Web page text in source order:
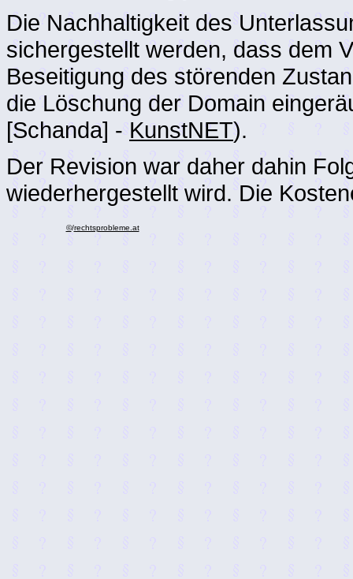
Die Nachhaltigkeit des
sichergestellt werden, dass dem
Beseitigung des störenden
die Löschung der Domain
[Schanda] - KunstNET).
Der Revision war daher dahin
wiederhergestellt wird. Die
©/rechtsprobleme.at